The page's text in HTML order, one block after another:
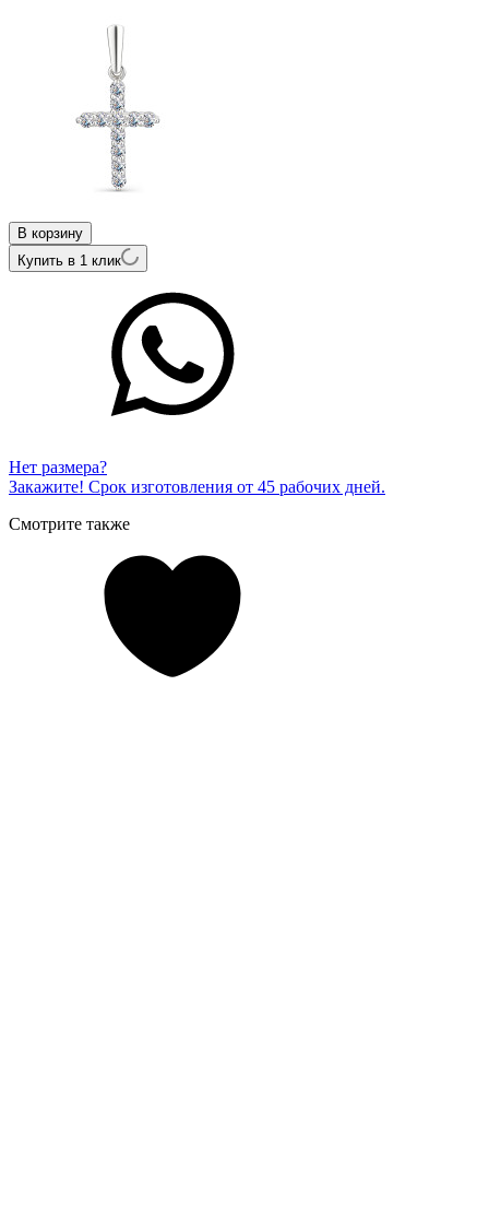
В корзину
Купить в 1 клик
Нет размера?
Закажите! Срок изготовления от 45 рабочих дней.
Смотрите также